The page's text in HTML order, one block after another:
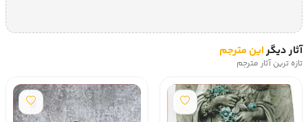
آثار دیگراین مترجم
تازه ترین آثار مترجم